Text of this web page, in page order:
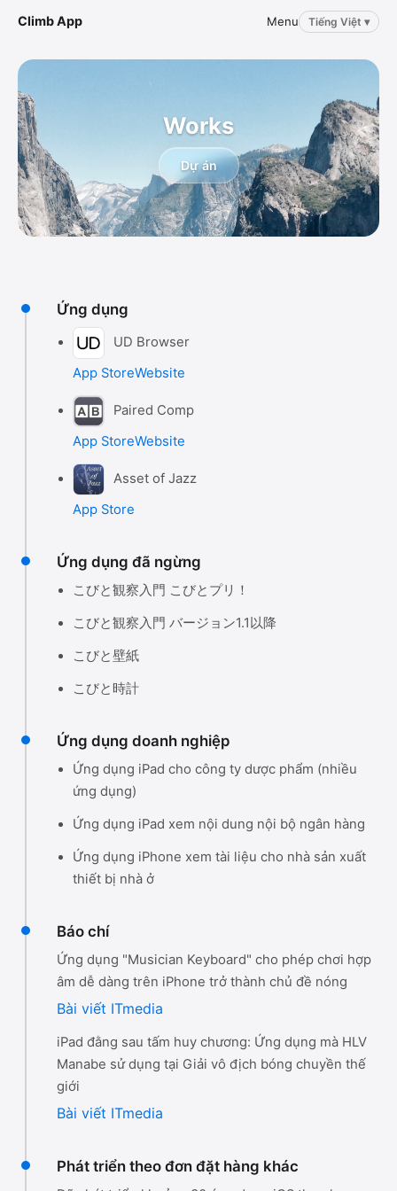
Climb App Menu Tiếng Việt ▾
Works
Dự án
Ứng dụng
UD Browser
App StoreWebsite
Paired Comp
App StoreWebsite
Asset of Jazz
App Store
Ứng dụng đã ngừng
こびと観察入門 こびとプリ！
こびと観察入門 バージョン1.1以降
こびと壁紙
こびと時計
Ứng dụng doanh nghiệp
Ứng dụng iPad cho công ty dược phẩm (nhiều
ứng dụng)
Ứng dụng iPad xem nội dung nội bộ ngân hàng
Ứng dụng iPhone xem tài liệu cho nhà sản xuất
thiết bị nhà ở
Báo chí
Ứng dụng "Musician Keyboard" cho phép chơi hợp
âm dễ dàng trên iPhone trở thành chủ đề nóng
Bài viết ITmedia
iPad đằng sau tấm huy chương: Ứng dụng mà HLV
Manabe sử dụng tại Giải vô địch bóng chuyền thế
giới
Bài viết ITmedia
Phát triển theo đơn đặt hàng khác